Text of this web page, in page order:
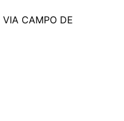
VIA CAMPO DE